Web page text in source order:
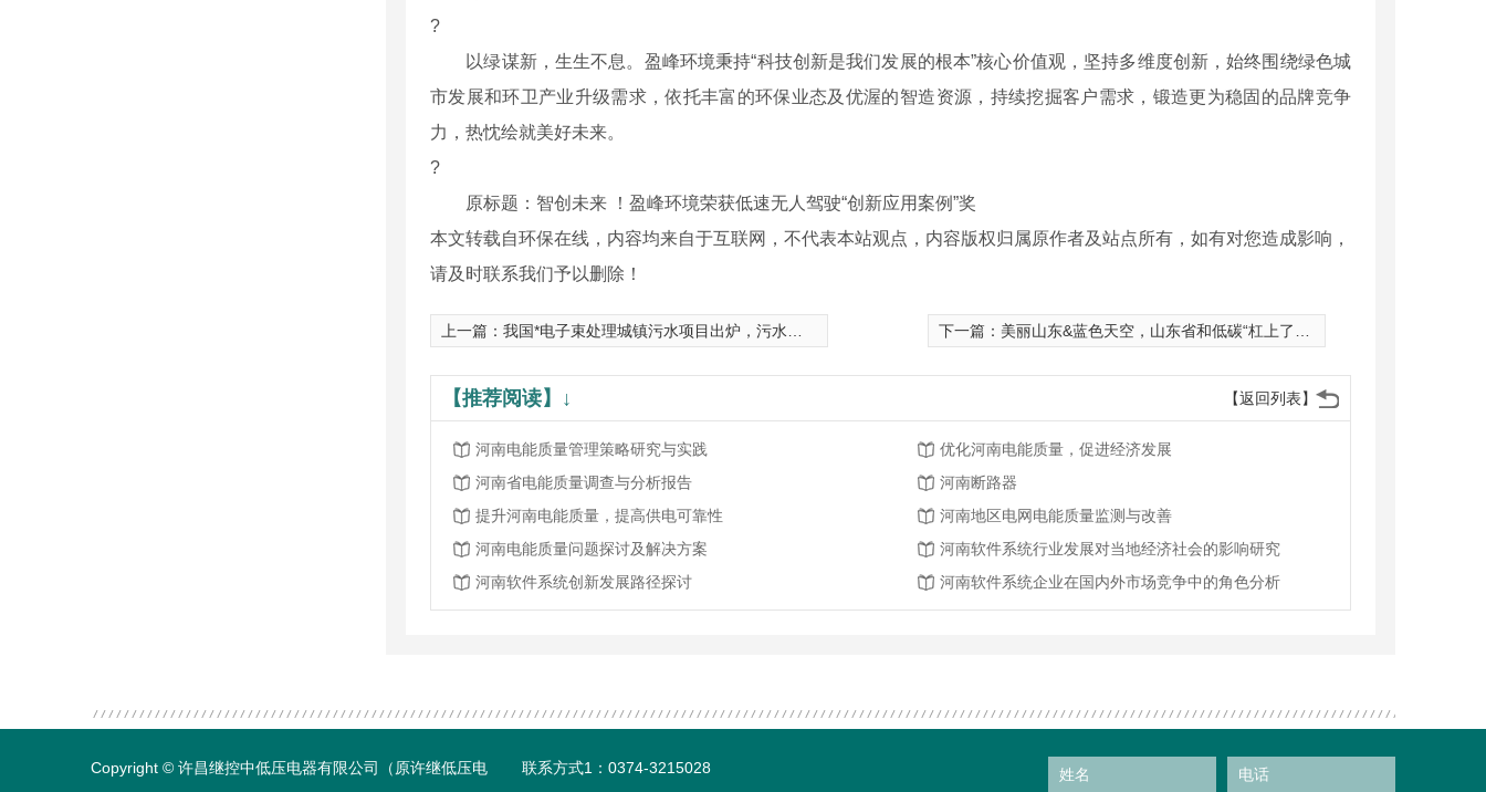
?
以绿谋新，生生不息。盈峰环境秉持“科技创新是我们发展的根本”核心价值观，坚持多维度创新，始终围绕绿色城
市发展和环卫产业升级需求，依托丰富的环保业态及优渥的智造资源，持续挖掘客户需求，锻造更为稳固的品牌竞争
力，热忱绘就美好未来。
?
原标题：智创未来 ！盈峰环境荣获低速无人驾驶“创新应用案例”奖
本文转载自环保在线，内容均来自于互联网，不代表本站观点，内容版权归属原作者及站点所有，如有对您造成影响，
请及时联系我们予以删除！
上一篇： 我国*电子束处理城镇污水项目出炉，污水处理技术领域的“黑马”来了？ 下一篇： 美丽山东&蓝色天空，山东省和低碳“杠上了”！
【返回列表】
【推荐阅读】↓
河南电能质量管理策略研究与实践
优化河南电能质量，促进经济发展
河南省电能质量调查与分析报告
河南断路器
提升河南电能质量，提高供电可靠性
河南地区电网电能质量监测与改善
河南电能质量问题探讨及解决方案
河南软件系统行业发展对当地经济社会的影响研究
河南软件系统创新发展路径探讨
河南软件系统企业在国内外市场竞争中的角色分析
Copyright © 许昌继控中低压电器有限公司（原许继低压电 联系方式1：0374-3215028